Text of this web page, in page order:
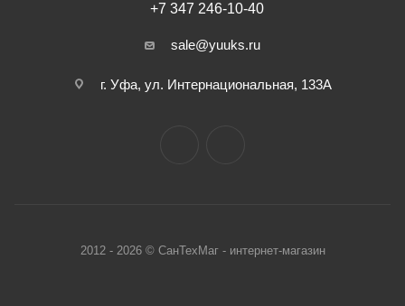
+7 347 246-10-40
sale@yuuks.ru
г. Уфа, ул. Интернациональная, 133А
2012 - 2026 © СанТехМаг - интернет-магазин